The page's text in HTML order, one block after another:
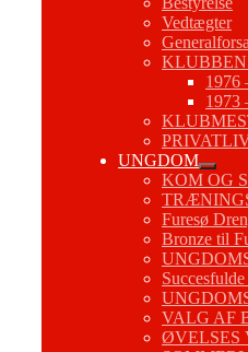
Vedtægter
1976
1973
UNGDOM
KOM OG
Furesø
Bronze til
VALG AF
ØVELSES